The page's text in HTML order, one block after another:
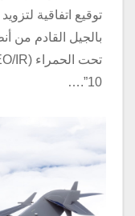
توقيع اتفاقية
بالجيل القادم من
10”.…